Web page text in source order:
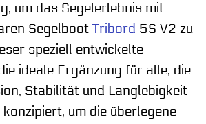
um das Segelerlebnis mit
Segelboot Tribord 5S V2 zu
speziell entwickelte
ideale Ergänzung für alle, die
Stabilität und Langlebigkeit
um die überlegene